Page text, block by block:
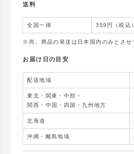
送料
全国一律 359円（税込）
※尚、商品の発送は日本国内のみとさせ
お届け日の目安
配送地域
東北・関東・中部・
関西・中国・四国・九州地方
北海道
沖縄・離島地域